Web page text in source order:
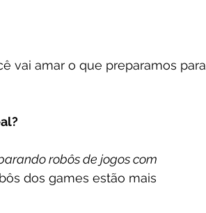
vai amar o que preparamos para
robôs de jogos com
dos games estão mais